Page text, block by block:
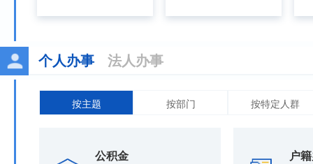
个人办事 法人办事
按主题 按部门 按特定人群
公积金 户